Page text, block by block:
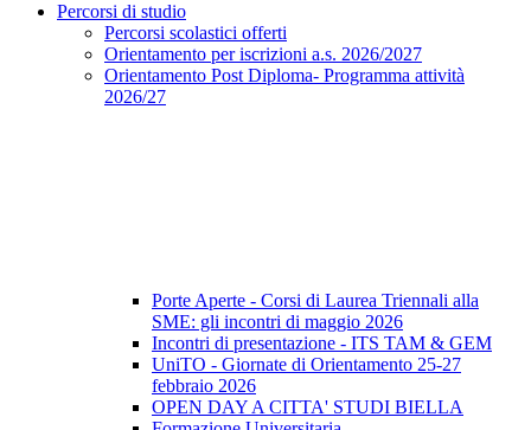
Percorsi di studio
Percorsi scolastici offerti
Orientamento per iscrizioni a.s. 2026/2027
Orientamento Post Diploma- Programma attività
2026/27
Porte Aperte - Corsi di Laurea Triennali alla
SME: gli incontri di maggio 2026
Incontri di presentazione - ITS TAM & GEM
UniTO - Giornate di Orientamento 25-27
febbraio 2026
OPEN DAY A CITTA' STUDI BIELLA